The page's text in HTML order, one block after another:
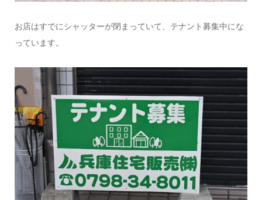
お店はすでにシャッターが閉まっていて、テナント募集中にな
っています。